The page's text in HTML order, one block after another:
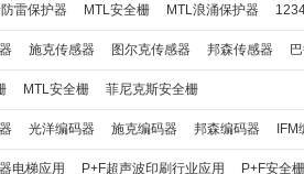
雷保护器
MTL安全栅 MTL浪涌保护器
施克传感器 图尔克传感器 邦森传感器
MTL安全栅 菲尼克斯安全栅
光洋编码器 施克编码器 邦森编码器 IFM
电梯应用 P+F超声波印刷行业应用 P+F安全